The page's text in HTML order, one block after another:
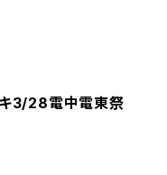
キ3/28電中電東祭